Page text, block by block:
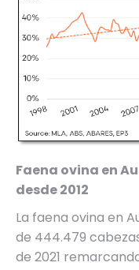
Faena ovina en
desde 2012
La faena ovina en
de 444.479
de 2021